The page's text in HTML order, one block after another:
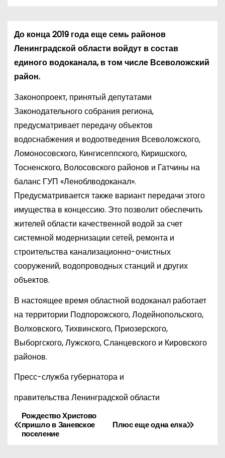
До конца 2019 года еще семь районов
Ленинградской области войдут в состав
единого водоканала, в том числе Всеволожский
район.
Законопроект, принятый депутатами
Законодательного собрания региона,
предусматривает передачу объектов
водоснабжения и водоотведения Всеволожского,
Ломоносовского, Кингисеппского, Киришского,
Тосненского, Волосовского районов и Гатчины на
баланс ГУП «Леноблводоканал».
Предусматривается также вариант передачи этого
имущества в концессию. Это позволит обеспечить
жителей области качественной водой за счет
системной модернизации сетей, ремонта и
строительства канализационно-очистных
сооружений, водопроводных станций и других
объектов.
В настоящее время областной водоканал работает
на территории Подпорожского, Лодейнопольского,
Волховского, Тихвинского, Приозерского,
Выборгского, Лужского, Сланцевского и Кировского
районов.
Пресс-служба губернатора и
правительства Ленинградской области
Н
а
Плюс еще одна елка
Рождество Христово
пришло в Заневское
поселение